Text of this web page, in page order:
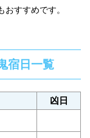
すすめです。
宿日一覧
凶日